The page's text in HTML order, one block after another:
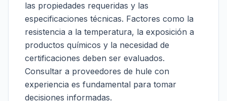
las propiedades requeridas y las
especificaciones técnicas. Factores como la
resistencia a la temperatura, la exposición a
productos químicos y la necesidad de
certificaciones deben ser evaluados.
Consultar a proveedores de hule con
experiencia es fundamental para tomar
decisiones informadas.